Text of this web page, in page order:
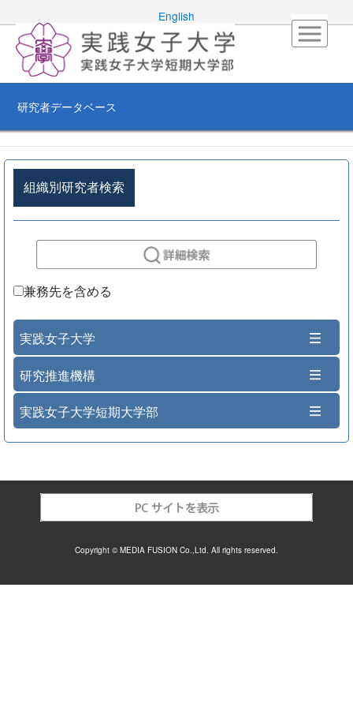
English
研究者データベース
組織別研究者検索
兼務先を含める
実践女子大学
研究推進機構
実践女子大学短期大学部
Copyright © MEDIA FUSION Co.,Ltd. All rights reserved.